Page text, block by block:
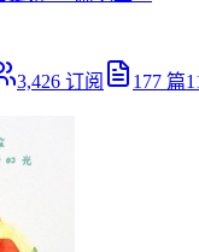
3,426 订阅 177 篇